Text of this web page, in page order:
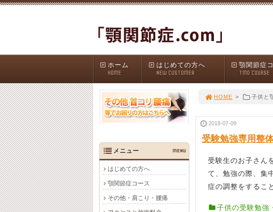
ホーム
HOME
はじめての方へ
NEW CUSTOMER
顎関節症
TMD COURSE
HOME > 子供と
2018-07-09
受験勉強専用整
受験生のお子さん
て、勉強の際、集
症の調整をするこ
子供の受験勉強
メニュー MENU
はじめての方へ
顎関節症コース
その他・肩こり・腰痛